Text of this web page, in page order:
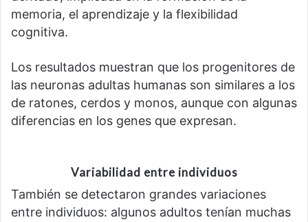
memoria, el aprendizaje y la flexibilidad
cognitiva.
Los resultados muestran que los progenitores de
las neuronas adultas humanas son similares a los
de ratones, cerdos y monos, aunque con algunas
diferencias en los genes que expresan.
Variabilidad entre individuos
También se detectaron grandes variaciones
entre individuos: algunos adultos tenían muchas